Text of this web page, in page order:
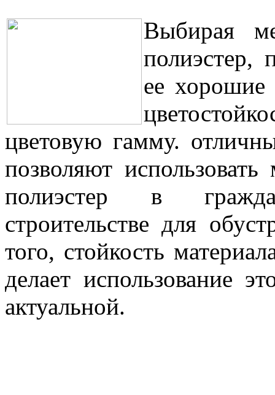
Выбирая
полиэстер,
ее хорошие
цветовую гамму.
позволяют
полиэстер в
строительстве для
того, стойкость
делает использование
актуальной.